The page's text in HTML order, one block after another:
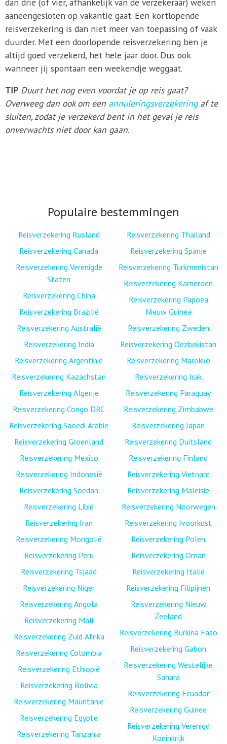
aaneengesloten op vakantie gaat. Een kortlopende
reisverzekering is dan niet meer van toepassing of vaak
duurder. Met een doorlopende reisverzekering ben je
altijd goed verzekerd, het hele jaar door. Dus ook
wanneer jij spontaan een weekendje weggaat.
TIP Duurt het nog even voordat je op reis gaat?
Overweeg dan ook om een annuleringsverzekeringaf te
sluiten, zodat je verzekerd bent in het geval je reis
onverwachts niet door kan gaan.
Populaire bestemmingen
Reisverzekering Rusland
Reisverzekering Canada
Reisverzekering Verenigde
Staten
Reisverzekering China
Reisverzekering Brazilië
Reisverzekering Australië
Reisverzekering India
Reisverzekering Argentinië
Reisverzekering Kazachstan
Reisverzekering Algerije
Reisverzekering Congo DRC
Reisverzekering Saoedi Arabië
Reisverzekering Groenland
Reisverzekering Mexico
Reisverzekering Indonesië
Reisverzekering Soedan
Reisverzekering Libië
Reisverzekering Iran
Reisverzekering Mongolië
Reisverzekering Peru
Reisverzekering Tsjaad
Reisverzekering Niger
Reisverzekering Angola
Reisverzekering Mali
Reisverzekering Zuid Afrika
Reisverzekering Colombia
Reisverzekering Ethiopië
Reisverzekering Bolivia
Reisverzekering Mauritanië
Reisverzekering Egypte
Reisverzekering Tanzania
Reisverzekering Thailand
Reisverzekering Spanje
Reisverzekering Turkmenistan
Reisverzekering Kameroen
Reisverzekering Papoea
Nieuw Guinea
Reisverzekering Zweden
Reisverzekering Oezbekistan
Reisverzekering Marokko
Reisverzekering Irak
Reisverzekering Paraguay
Reisverzekering Zimbabwe
Reisverzekering Japan
Reisverzekering Duitsland
Reisverzekering Finland
Reisverzekering Vietnam
Reisverzekering Maleisië
Reisverzekering Noorwegen
Reisverzekering Ivoorkust
Reisverzekering Polen
Reisverzekering Oman
Reisverzekering Italië
Reisverzekering Filipijnen
Reisverzekering Nieuw
Zeeland
Reisverzekering Burkina Faso
Reisverzekering Gabon
Reisverzekering Westelijke
Sahara
Reisverzekering Ecuador
Reisverzekering Guinee
Reisverzekering Verenigd
Koninkrijk